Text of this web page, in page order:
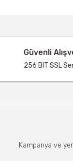
Güvenli
256 BIT SSL
Kampanya ve